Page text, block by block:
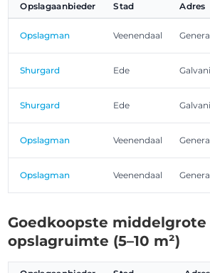
Opslagaanbieder Stad Adres
Opslagman Veenendaal
Shurgard Ede
Shurgard Ede
Opslagman Veenendaal
Opslagman Veenendaal
Goedkoopste middelgrote
opslagruimte (5–10 m²)